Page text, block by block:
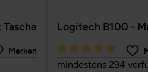
Sternen
Merken
Logitech B100 -
Durchschnittliche
mindestens 294